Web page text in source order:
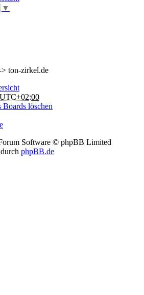
▼
ton-zirkel.de
UTC+02:00
löschen
Software © phpBB Limited
phpBB.de